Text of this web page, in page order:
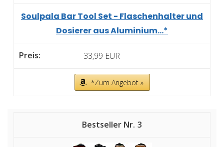
Soulpala Bar Tool Set - Flaschenhalter und
Dosierer aus Aluminium...*
33,99 EUR
*Zum Angebot »
3